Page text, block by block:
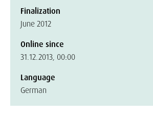
Finalization
June 2012
Online since
31.12.2013, 00:00
Language
German